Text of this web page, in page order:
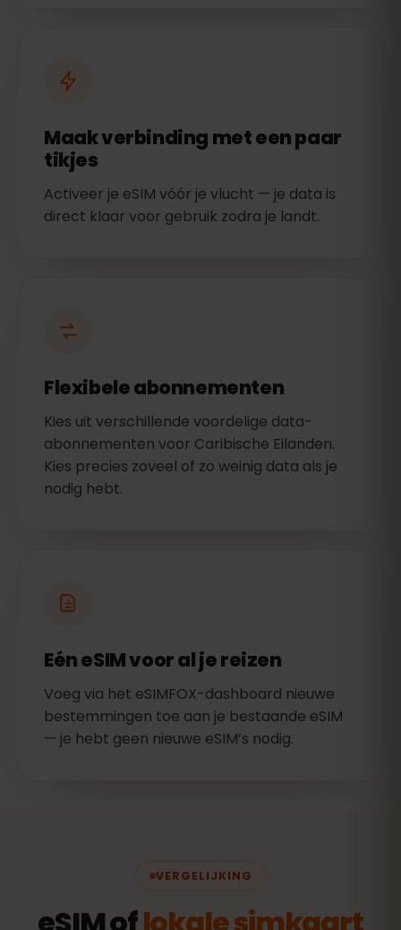
Maak verbinding met een paar
tikjes
Activeer je eSIM vóór je vlucht — je data is
direct klaar voor gebruik zodra je landt.
Flexibele abonnementen
Kies uit verschillende voordelige data-
abonnementen voor Caribische Eilanden.
Kies precies zoveel of zo weinig data als je
nodig hebt.
Eén eSIM voor al je reizen
Voeg via het eSIMFOX-dashboard nieuwe
bestemmingen toe aan je bestaande eSIM
— je hebt geen nieuwe eSIM’s nodig.
VERGELIJKING